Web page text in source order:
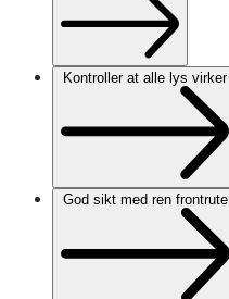
Kontroller at alle lys virker
God sikt med ren frontrute